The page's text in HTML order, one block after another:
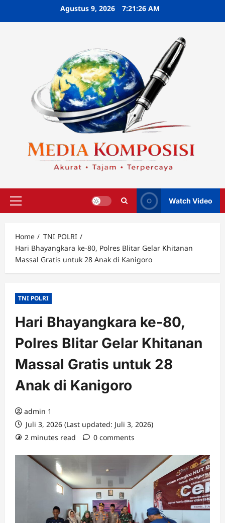
Agustus 9, 2026 7:21:27 AM
Primary
Watch Video
Home
TNI POLRI
Hari Bhayangkara ke-80, Polres Blitar Gelar Khitanan
Massal Gratis untuk 28 Anak di Kanigoro
TNI POLRI
Hari Bhayangkara ke-80,
Polres Blitar Gelar Khitanan
Massal Gratis untuk 28
Anak di Kanigoro
admin 1
Juli 3, 2026 (Last updated: Juli 3, 2026)
2 minutes read
0 comments